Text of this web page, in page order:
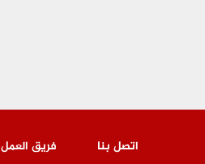
اتصل بنا فريق العمل